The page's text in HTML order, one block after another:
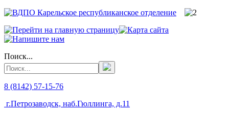
Поиск...
8 (8142) 57-15-76
г.Петрозаводск, наб.Гюллинга, д.11